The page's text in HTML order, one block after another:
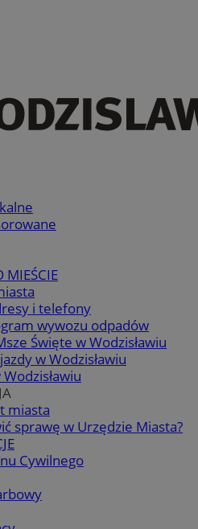
MIEŚCIE
i telefony
wywozu odpadów
Święte w Wodzisławiu
w Wodzisławiu
miasta
sprawę w Urzędzie Miasta?
Cywilnego